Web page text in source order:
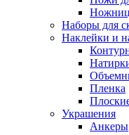
Наборы для
Наклейки и
Пленка
Украшения
Анкеры